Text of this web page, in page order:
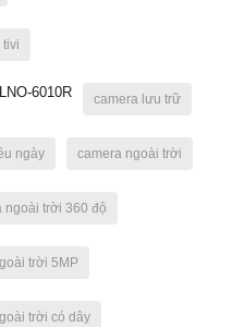
6010R camera lưu trữ
ngày camera ngoài trời
ngoài trời 360 độ
trời 5MP
trời có dây